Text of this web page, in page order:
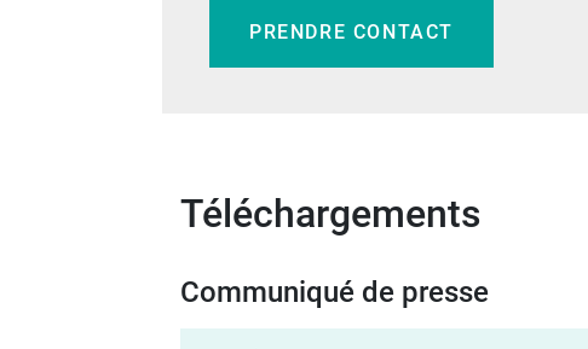
PRENDRE CONTACT
Téléchargements
Communiqué de presse